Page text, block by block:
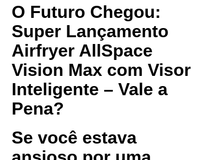
O Futuro Chegou:
Super Lançamento
Airfryer AllSpace
Vision Max com Visor
Inteligente – Vale a
Pena?
Se você estava